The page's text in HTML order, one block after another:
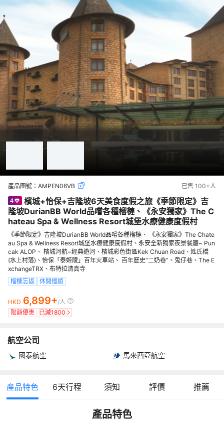
產品團號： AMPEN06VB 已售 100+人
檳城+怡保+吉隆坡6天美食度假之旅《季節限定》吉
隆坡DurianBB World品嚐各種榴槤、《永安獨家》The C
hateau Spa & Wellness Resort城堡水療健康度假村
《季節限定》吉隆坡DurianBB World品嚐各種榴槤、 《永安獨家》The Chate
au Spa & Wellness Resort城堡水療健康度假村、永安全新獨家夜景餐廳~ Pun
cak ALOP、 檳城河航~經典遊河、檳城彩色街區Kek Chuan Road、姓氏橋
(水上村落)、怡保「泰姬陵」百年火車站、 百年歷史“二奶巷”、鬼仔巷、The E
xchangeTRX、布特拉清真寺
榴槤忘返
休閒慢遊
HKD 6,899+/人
限額優惠
已減1800
航空公司
國泰航空 馬來西亞航空
產品特色 6天行程 須知 評價 推薦
產品特色